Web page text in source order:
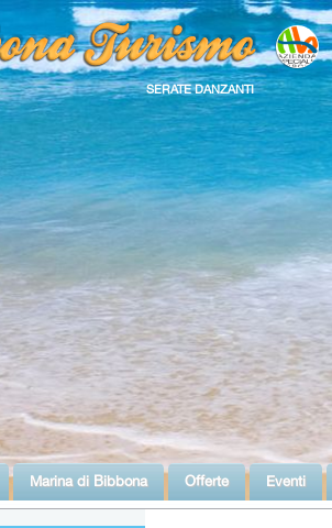
SERATE DANZANTI
Marina di Bibbona Offerte Eventi